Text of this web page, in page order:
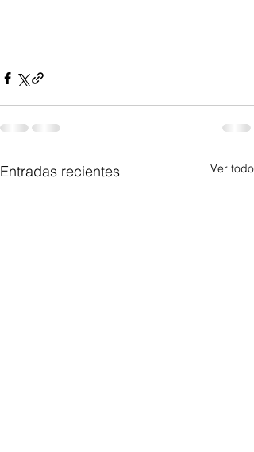
Entradas recientes Ver todo